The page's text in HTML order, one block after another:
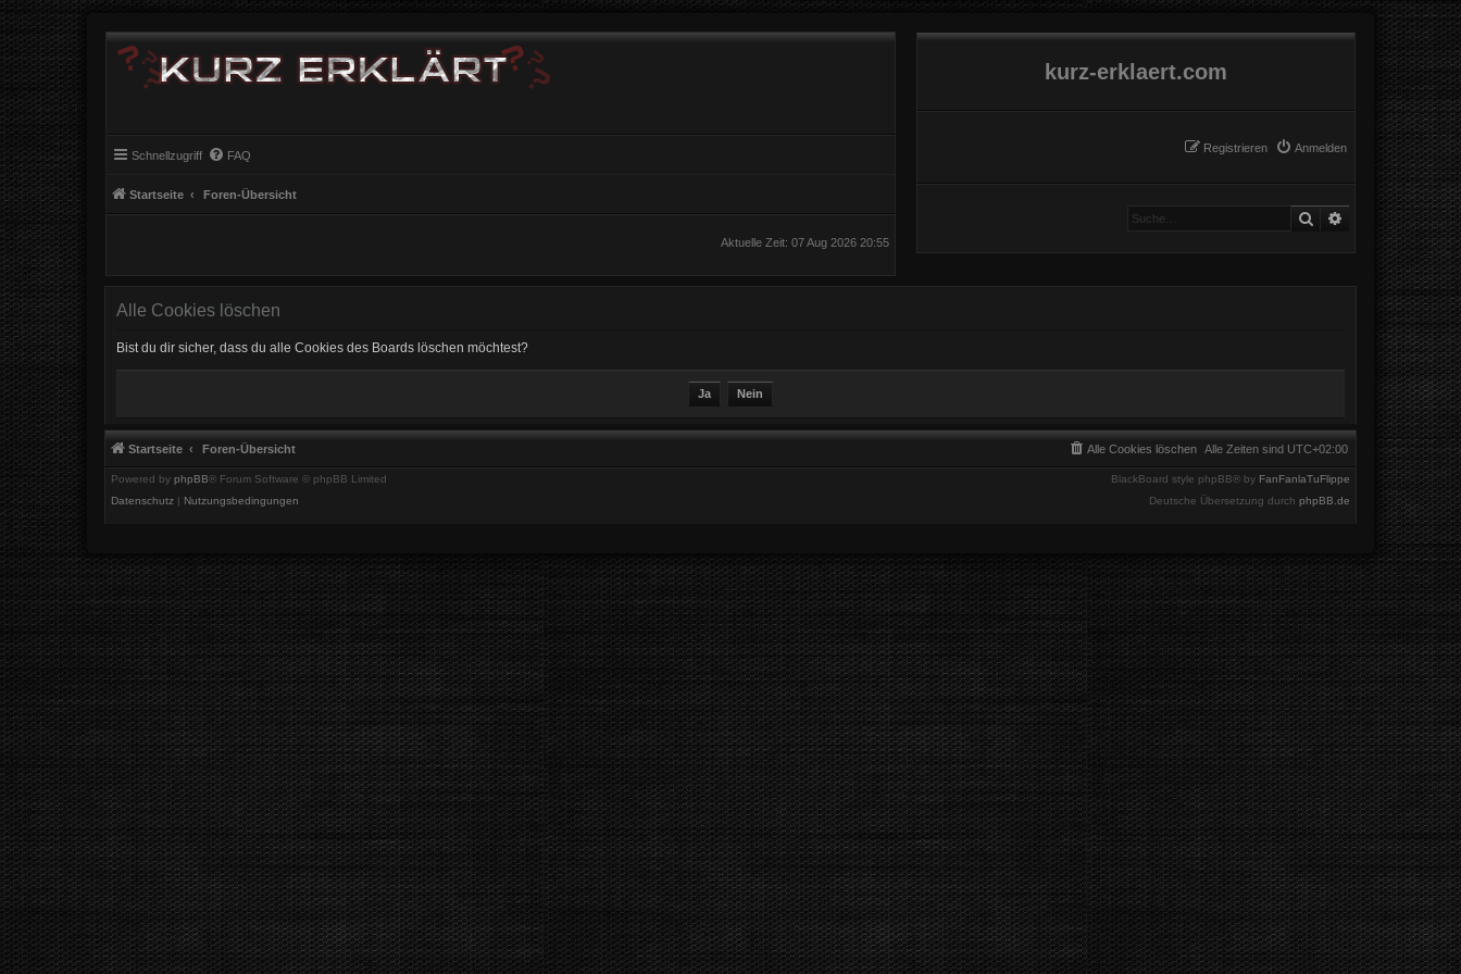
kurz-erklaert.com
Anmelden
Registrieren
Schnellzugriff FAQ
Startseite Foren-Übersicht
Suche Erweiterte Suche
Aktuelle Zeit: 07 Aug 2026 20:55
Alle Cookies löschen
Bist du dir sicher, dass du alle Cookies des Boards löschen möchtest?
Startseite Foren-Übersicht Alle Zeiten sind UTC+02:00
Alle Cookies löschen
Powered by phpBB® Forum Software © phpBB Limited BlackBoard style phpBB® by FanFanlaTuFlippe
Deutsche Übersetzung durch phpBB.de
Datenschutz | Nutzungsbedingungen